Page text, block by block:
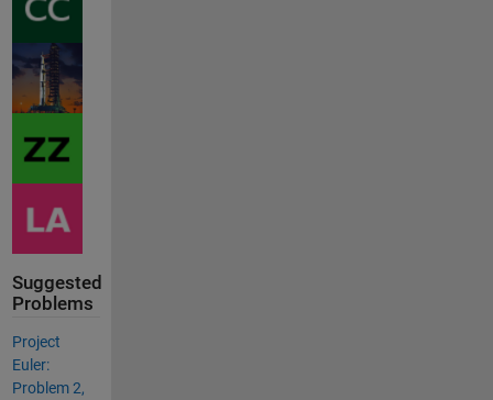
Suggested
Problems
Project
Euler:
Problem 2,